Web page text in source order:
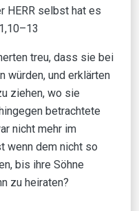
HERR selbst hat es
treu, dass sie bei
würden, und erklärten
ziehen, wo sie
betrachtete
nicht mehr im
wenn dem nicht so
bis ihre Söhne
zu heiraten?